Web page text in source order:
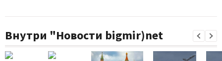
Внутри "Новости bigmir)net